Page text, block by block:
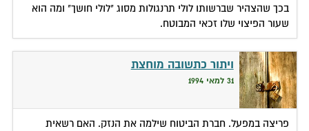
בכך שהצהיר שברשותו לולי תרנגולות מסוג "לולי חושך" ומה הוא
שעור הפיצוי שלו זכאי המבוטח.
ויתור כתשובה מוחצת
31 למאי 1994
פריצה במפעל. חברת הביטוח שילמה את הנזק. האם רשאית